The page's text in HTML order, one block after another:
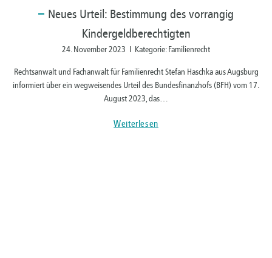
Neues Urteil: Bestimmung des vorrangig
Kindergeldberechtigten
24. November 2023 I Kategorie: Familienrecht
Rechtsanwalt und Fachanwalt für Familienrecht Stefan Haschka aus Augsburg
informiert über ein wegweisendes Urteil des Bundesfinanzhofs (BFH) vom 17.
August 2023, das…
Weiterlesen